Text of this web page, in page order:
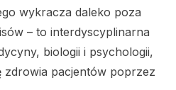
wykracza daleko poza
– to interdyscyplinarna
biologii i psychologii,
zdrowia pacjentów poprzez